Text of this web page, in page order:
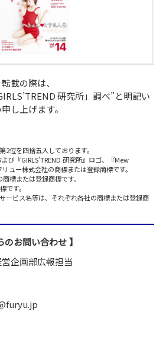
載の際は、
研究所」調べ”と明記い
し上げます。
2位を四捨五入しております。
よび『GIRLS’TREND 研究所』ロゴ、『Mew
ュー株式会社の商標または登録商標です。
標または登録商標です。
です。
ービス名等は、それぞれ各社の商標または登録商
のお問い合わせ
企画部広報担当